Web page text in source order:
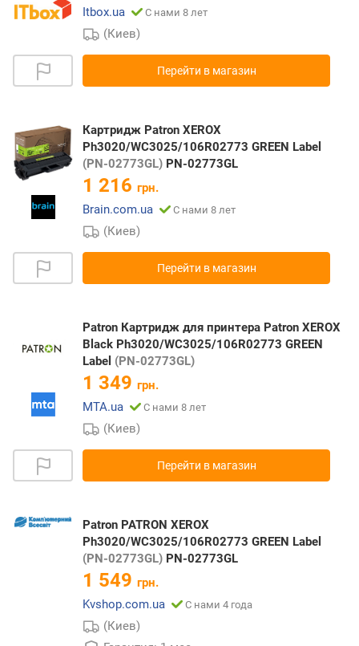
Itbox.ua
С нами 8 лет
(Киев)
Перейти в магазин
Картридж Patron XEROX
Ph3020/WC3025/106R02773 GREEN Label
(PN-02773GL) PN-02773GL
1 216 грн.
Brain.com.ua
С нами 8 лет
(Киев)
Перейти в магазин
Patron Картридж для принтера Patron XEROX
Black Ph3020/WC3025/106R02773 GREEN
Label (PN-02773GL)
1 349 грн.
MTA.ua
С нами 8 лет
(Киев)
Перейти в магазин
Patron PATRON XEROX
Ph3020/WC3025/106R02773 GREEN Label
(PN-02773GL) PN-02773GL
1 549 грн.
Kvshop.com.ua
С нами 4 года
(Киев)